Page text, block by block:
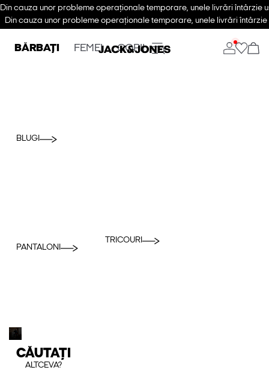
Din cauza unor probleme operaționale temporare, unele livrări întârzie
Din cauza unor probleme operaționale temporare, unele livrări
BĂRBAȚI FEMEI COPII
BLUGI
PANTALONI
TRICOURI
CĂUTAȚI
ALTCEVA?